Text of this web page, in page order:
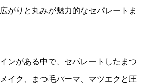
がりと丸みが魅力的なセパレートま
ンがある中で、セパレートしたまつ
イク、まつ毛パーマ、マツエクと圧